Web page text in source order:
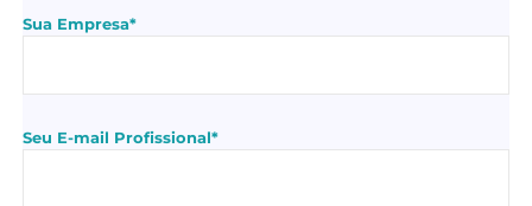
Sua Empresa*
Seu E-mail Profissional*